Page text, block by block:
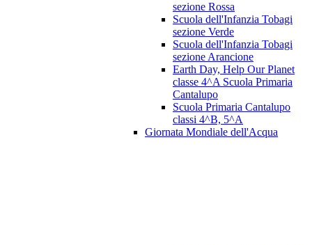
sezione Rossa
Scuola dell'Infanzia Tobagi
sezione Verde
Scuola dell'Infanzia Tobagi
sezione Arancione
Earth Day, Help Our Planet
classe 4^A Scuola Primaria
Cantalupo
Scuola Primaria Cantalupo
classi 4^B, 5^A
Giornata Mondiale dell'Acqua